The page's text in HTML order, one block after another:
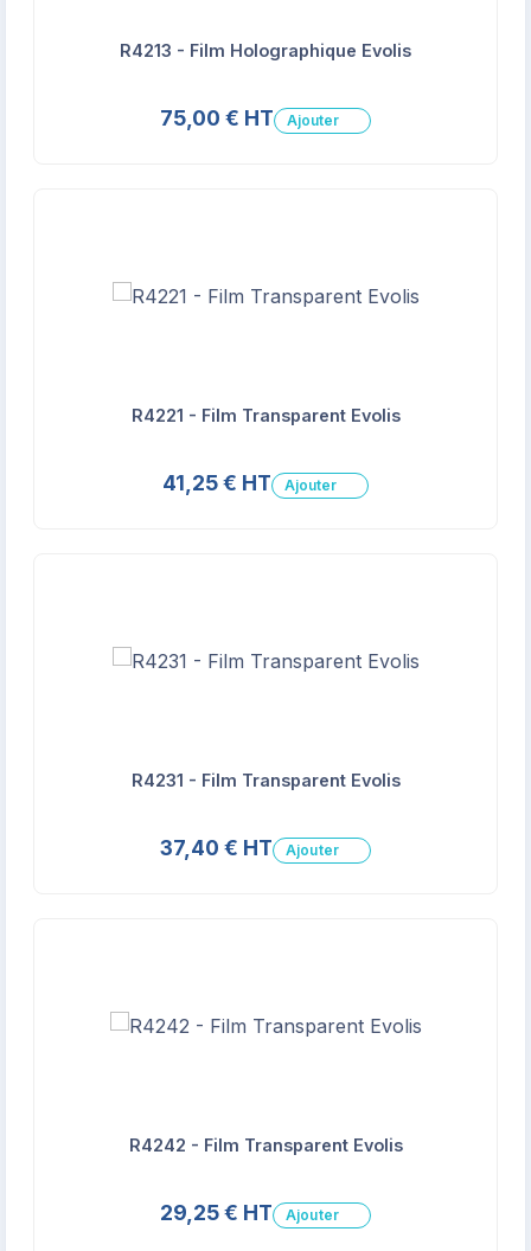
R4213 - Film Holographique Evolis
75,00 € HT Ajouter
R4221 - Film Transparent Evolis
41,25 € HT Ajouter
R4231 - Film Transparent Evolis
37,40 € HT Ajouter
R4242 - Film Transparent Evolis
29,25 € HT Ajouter